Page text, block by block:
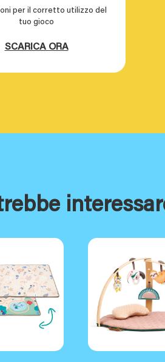
per il corretto utilizzo del
tuo gioco
SCARICA ORA